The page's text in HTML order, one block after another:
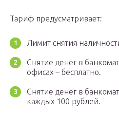
Тариф предусматривает:
Лимит снятия
Снятие денег в
офисах – бесплатно.
Снятие денег в
каждых 100 рублей.